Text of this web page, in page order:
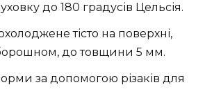
до 180 градусів Цельсія.
тісто на поверхні,
до товщини 5 мм.
за допомогою різаків для